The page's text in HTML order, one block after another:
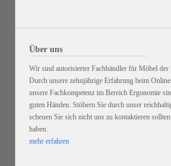
Über uns
Wir sind autorisierter Fachhändler für Möbel
Durch unsere zehnjährige Erfahrung beim
unsere Fachkompetenz im Bereich Ergonomie
guten Händen. Stöbern Sie durch unser
scheuen Sie sich nicht uns zu kontaktieren
haben.
mehr erfahren